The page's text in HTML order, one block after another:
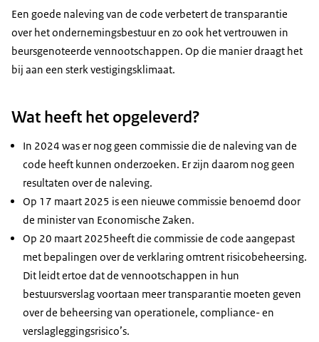
Een goede naleving van de code verbetert de transparantie
over het ondernemingsbestuur en zo ook het vertrouwen in
beursgenoteerde vennootschappen. Op die manier draagt het
bij aan een sterk vestigingsklimaat.
Wat heeft het opgeleverd?
In 2024 was er nog geen commissie die de naleving van de
code heeft kunnen onderzoeken. Er zijn daarom nog geen
resultaten over de naleving.
Op 17 maart 2025 is een nieuwe commissie benoemd door
de minister van Economische Zaken.
Op 20 maart 2025heeft die commissie de code aangepast
met bepalingen over de verklaring omtrent risicobeheersing.
Dit leidt ertoe dat de vennootschappen in hun
bestuursverslag voortaan meer transparantie moeten geven
over de beheersing van operationele, compliance- en
verslagleggingsrisico’s.